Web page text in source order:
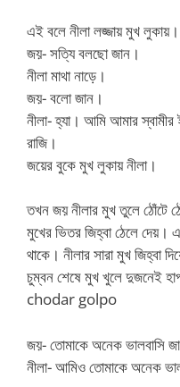
এই বলে নীলা লজ্জায় মুখ লুকায়।
জয়- সত্যি বলছো জান।
নীলা মাথা নাড়ে।
জয়- বলো জান।
নীলা- হ্যা। আমি আমার
রাজি।
জয়ের বুকে মুখ লুকায় নীলা।
তখন জয় নীলার মুখ তুলে ঠোঁটে
মুখের ভিতর জিহ্বা ঠেলে দেয়।
থাকে। নীলার সারা মুখ জিহ্বা
চুম্বন শেষে মুখ খুলে দুজনেই
chodar golpo
জয়- তোমাকে অনেক ভালবাসি
নীলা- আমিও তোমাকে অনেক